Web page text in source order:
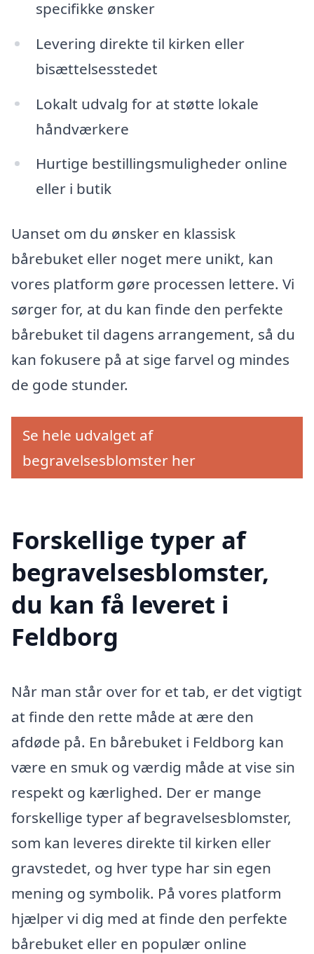
specifikke ønsker
Levering direkte til kirken eller
bisættelsesstedet
Lokalt udvalg for at støtte lokale
håndværkere
Hurtige bestillingsmuligheder online
eller i butik
Uanset om du ønsker en klassisk
bårebuket eller noget mere unikt, kan
vores platform gøre processen lettere. Vi
sørger for, at du kan finde den perfekte
bårebuket til dagens arrangement, så du
kan fokusere på at sige farvel og mindes
de gode stunder.
Se hele udvalget af
begravelsesblomster her
Forskellige typer af
begravelsesblomster,
du kan få leveret i
Feldborg
Når man står over for et tab, er det vigtigt
at finde den rette måde at ære den
afdøde på. En bårebuket i Feldborg kan
være en smuk og værdig måde at vise sin
respekt og kærlighed. Der er mange
forskellige typer af begravelsesblomster,
som kan leveres direkte til kirken eller
gravstedet, og hver type har sin egen
mening og symbolik. På vores platform
hjælper vi dig med at finde den perfekte
bårebuket eller en populær online